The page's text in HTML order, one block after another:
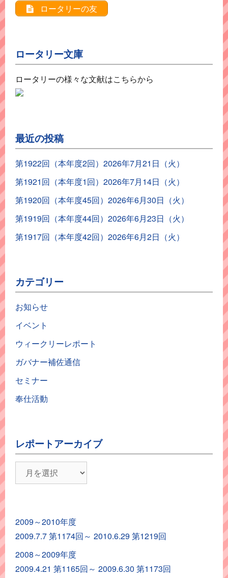
ロータリーの友
ロータリー文庫
ロータリーの様々な文献はこちらから
最近の投稿
第1922回（本年度2回）2026年7月21日（火）
第1921回（本年度1回）2026年7月14日（火）
第1920回（本年度45回）2026年6月30日（火）
第1919回（本年度44回）2026年6月23日（火）
第1917回（本年度42回）2026年6月2日（火）
カテゴリー
お知らせ
イベント
ウィークリーレポート
ガバナー補佐通信
セミナー
奉仕活動
レポートアーカイブ
ポ
ア
ー
カ
イ
2009～2010年度
2009.7.7 第1174回～ 2010.6.29 第1219回
2008～2009年度
2009.4.21 第1165回～ 2009.6.30 第1173回